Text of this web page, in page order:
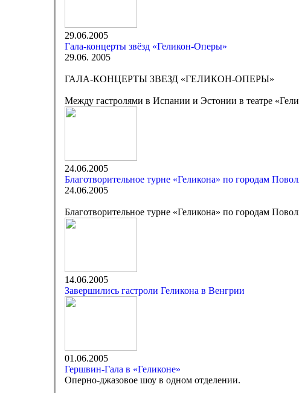
29.06.2005
Гала-концерты звёзд «Геликон-Оперы»
29.06. 2005
ГАЛА-КОНЦЕРТЫ ЗВЕЗД «ГЕЛИКОН-ОПЕРЫ»
Между гастролями в Испании и Эстонии в театре
24.06.2005
Благотворительное турне «Геликона» по городам
24.06.2005
Благотворительное турне «Геликона» по городам
14.06.2005
Завершились гастроли Геликона в Венгрии
01.06.2005
Гершвин-Гала в «Геликоне»
Оперно-джазовое шоу в одном отделении.